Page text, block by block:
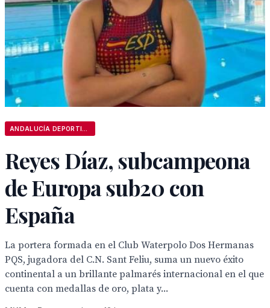
Reyes Díaz, subcampeona
de Europa sub20 con
España
La portera formada en el Club Waterpolo Dos Hermanas
PQS, jugadora del C.N. Sant Feliu, suma un nuevo éxito
continental a un brillante palmarés internacional en el que
cuenta con medallas de oro, plata y...